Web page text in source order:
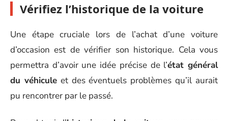
Vérifiez l’historique de la voiture
Une étape cruciale lors de l’achat d’une voiture
d’occasion est de vérifier son historique. Cela vous
permettra d’avoir une idée précise de l’état général
du véhiculeet des éventuels problèmes qu’il aurait
pu rencontrer par le passé.